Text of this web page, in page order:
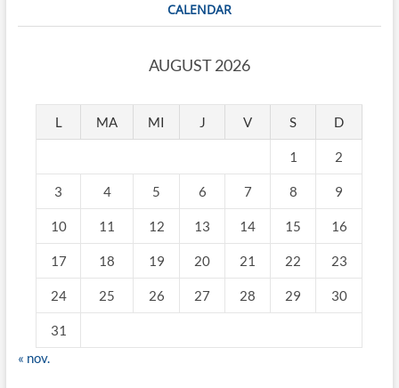
CALENDAR
AUGUST 2026
L MA MI J V S D
1 2
3 4 5 6 7 8 9
10 11 12 13 14 15 16
17 18 19 20 21 22 23
24 25 26 27 28 29 30
31
« nov.